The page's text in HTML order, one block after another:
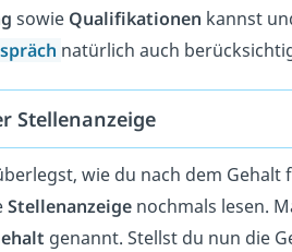
sowie Qualifikationen kannst
natürlich auch
Stellenanzeige
wie du nach dem
Stellenanzeige nochmals lesen.
genannt. Stellst du nun die